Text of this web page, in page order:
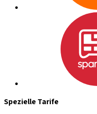
Spezielle Tarife